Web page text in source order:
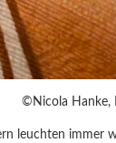
©Nicola Hanke,
leuchten immer